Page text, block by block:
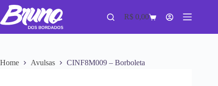
R$ 0,00
Home Avulsas CINF8M009 – Borboleta